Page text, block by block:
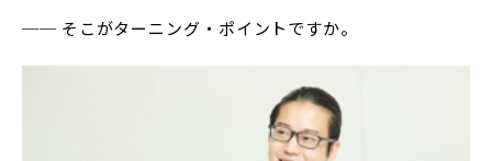
── そこがターニング・ポイントですか。